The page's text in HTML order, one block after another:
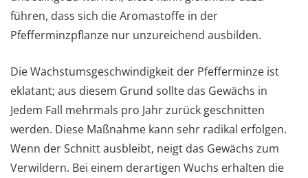
führen, dass sich die Aromastoffe in der
Pfefferminzpflanze nur unzureichend ausbilden.
Die Wachstumsgeschwindigkeit der Pfefferminze ist
eklatant; aus diesem Grund sollte das Gewächs in
Jedem Fall mehrmals pro Jahr zurück geschnitten
werden. Diese Maßnahme kann sehr radikal erfolgen.
Wenn der Schnitt ausbleibt, neigt das Gewächs zum
Verwildern. Bei einem derartigen Wuchs erhalten die